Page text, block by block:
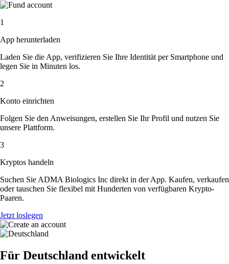
1
App herunterladen
Laden Sie die App, verifizieren Sie Ihre Identität per Smartphone und
legen Sie in Minuten los.
2
Konto einrichten
Folgen Sie den Anweisungen, erstellen Sie Ihr Profil und nutzen Sie
unsere Plattform.
3
Kryptos handeln
Suchen Sie ADMA Biologics Inc direkt in der App. Kaufen, verkaufen
oder tauschen Sie flexibel mit Hunderten von verfügbaren Krypto-
Paaren.
Jetzt loslegen
Für Deutschland entwickelt